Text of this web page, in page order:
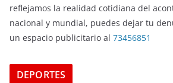
reflejamos la realidad cotidiana del
nacional y mundial, puedes dejar tu
un espacio publicitario al 73456851
DEPORTES